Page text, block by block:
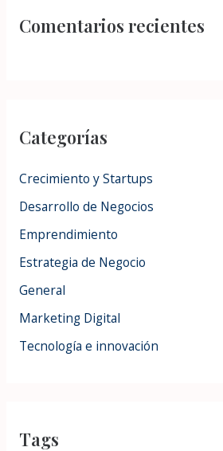
Comentarios recientes
Categorías
Crecimiento y Startups
Desarrollo de Negocios
Emprendimiento
Estrategia de Negocio
General
Marketing Digital
Tecnología e innovación
Tags